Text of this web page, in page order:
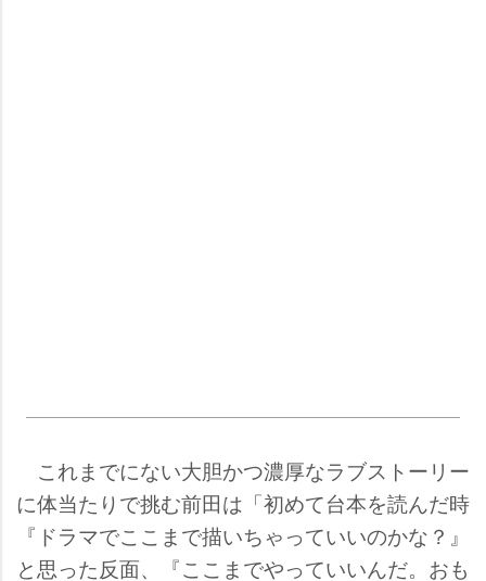
これまでにない大胆かつ濃厚なラブストーリー
に体当たりで挑む前田は「初めて台本を読んだ時
『ドラマでここまで描いちゃっていいのかな？』
と思った反面、『ここまでやっていいんだ。おも